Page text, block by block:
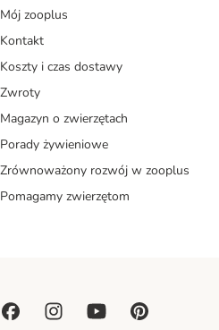
Mój zooplus
Kontakt
Koszty i czas dostawy
Zwroty
Magazyn o zwierzętach
Porady żywieniowe
Zrównoważony rozwój w zooplus
Pomagamy zwierzętom